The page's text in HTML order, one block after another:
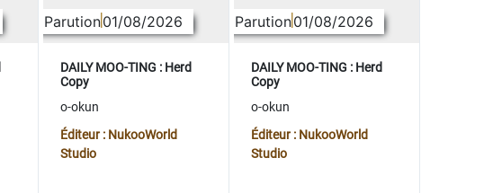
Parution01/08/2026
DAILY MOO-TING : Herd
Copy
o-okun
Éditeur : NukooWorld
Studio
Parution01/08/2026
DAILY MOO-TING : Herd
Copy
o-okun
Éditeur : NukooWorld
Studio